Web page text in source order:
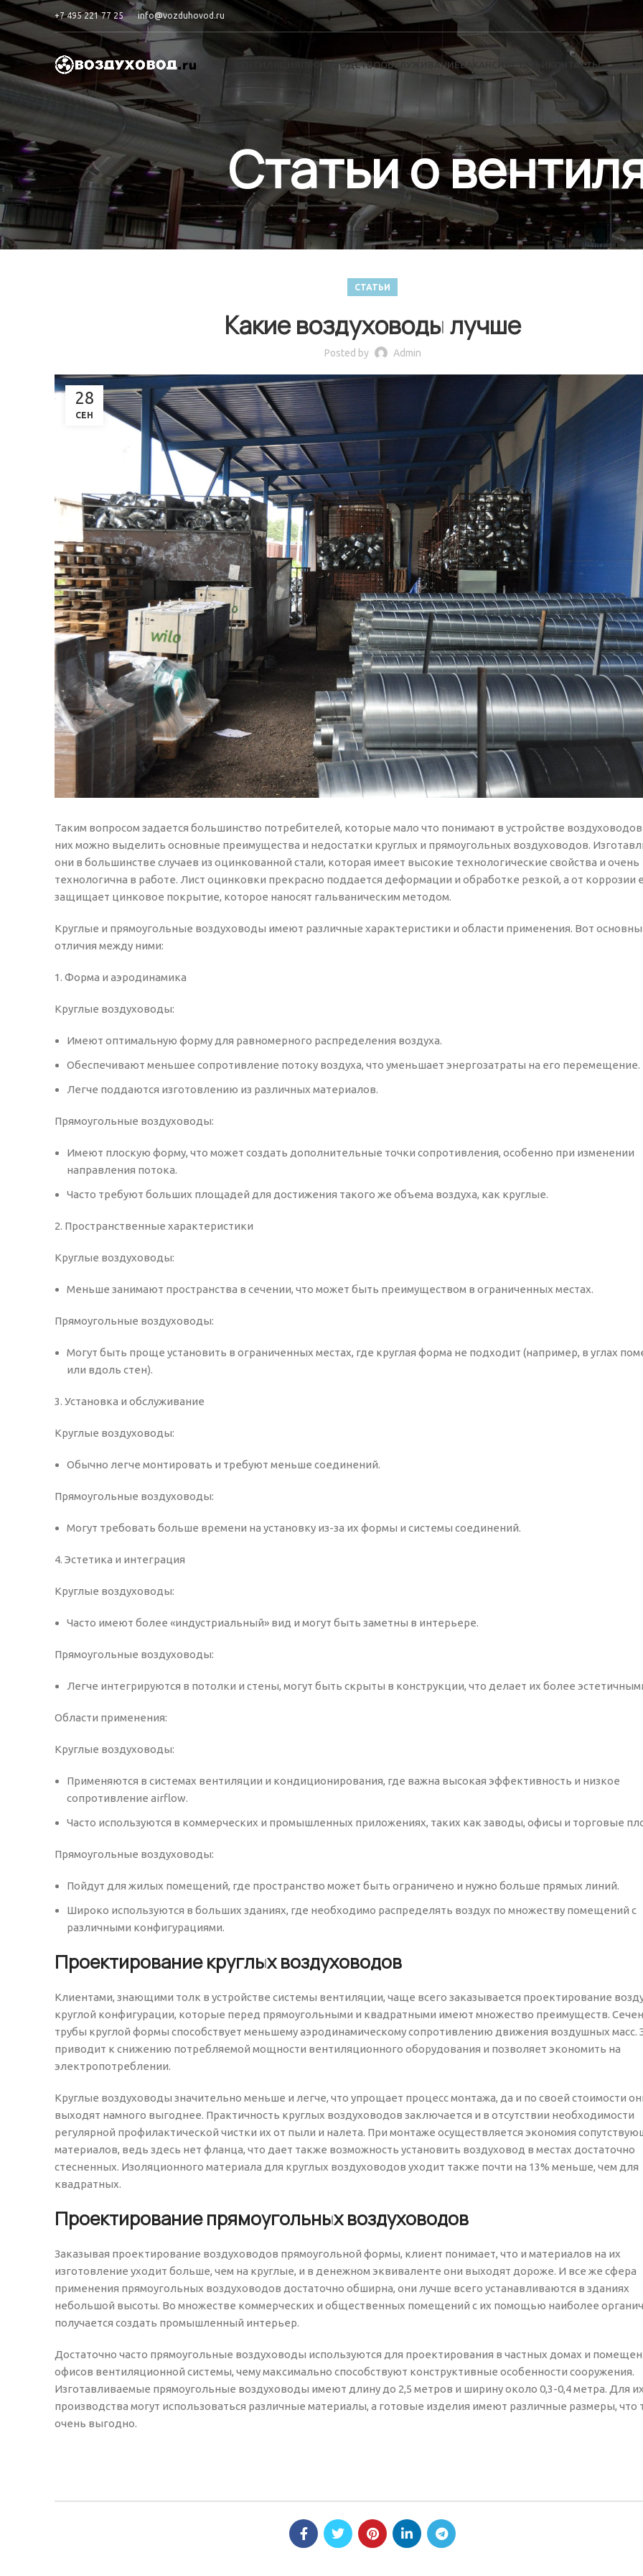
+7 495 221 77 25 info@vozduhovod.ru
ПРОИЗВОДСТВООБСЛУЖИВАНИЕВАКАНСИИ КОНТАКТЫ
Статьи о
СТАТЬИ
Какие воздуховоды лучше
Posted by Admin
28
СЕН
Таким вопросом задается большинство потребителей, которые мало что понимают в устройстве
них можно выделить основные преимущества и недостатки круглых и прямоугольных воздуховодов.
они в большинстве случаев из оцинкованной стали, которая имеет высокие технологические свойства и очень
технологична в работе. Лист оцинковки прекрасно поддается деформации и обработке резкой, а от коррозии
защищает цинковое покрытие, которое наносят гальваническим методом.
Круглые и прямоугольные воздуховоды имеют различные характеристики и области применения. Вот
отличия между ними:
1. Форма и аэродинамика
Круглые воздуховоды:
Имеют оптимальную форму для равномерного распределения воздуха.
Обеспечивают меньшее сопротивление потоку воздуха, что уменьшает энергозатраты на его перемещение.
Легче поддаются изготовлению из различных материалов.
Прямоугольные воздуховоды:
Имеют плоскую форму, что может создать дополнительные точки сопротивления, особенно при изменении
направления потока.
Часто требуют больших площадей для достижения такого же объема воздуха, как круглые.
2. Пространственные характеристики
Круглые воздуховоды:
Меньше занимают пространства в сечении, что может быть преимуществом в ограниченных местах.
Прямоугольные воздуховоды:
Могут быть проще установить в ограниченных местах, где круглая форма не подходит (например, в углах
или вдоль стен).
3. Установка и обслуживание
Круглые воздуховоды:
Обычно легче монтировать и требуют меньше соединений.
Прямоугольные воздуховоды:
Могут требовать больше времени на установку из-за их формы и системы соединений.
4. Эстетика и интеграция
Круглые воздуховоды:
Часто имеют более «индустриальный» вид и могут быть заметны в интерьере.
Прямоугольные воздуховоды:
Легче интегрируются в потолки и стены, могут быть скрыты в конструкции, что делает их более
Области применения:
Круглые воздуховоды:
Применяются в системах вентиляции и кондиционирования, где важна высокая эффективность и низкое
сопротивление airflow.
Часто используются в коммерческих и промышленных приложениях, таких как заводы, офисы и торговые
Прямоугольные воздуховоды:
Пойдут для жилых помещений, где пространство может быть ограничено и нужно больше прямых линий.
Широко используются в больших зданиях, где необходимо распределять воздух по множеству помещений с
различными конфигурациями.
Проектирование круглых воздуховодов
Клиентами, знающими толк в устройстве системы вентиляции, чаще всего заказывается проектирование
круглой конфигурации, которые перед прямоугольными и квадратными имеют множество преимуществ.
трубы круглой формы способствует меньшему аэродинамическому сопротивлению движения воздушных масс.
приводит к снижению потребляемой мощности вентиляционного оборудования и позволяет экономить на
электропотреблении.
Круглые воздуховоды значительно меньше и легче, что упрощает процесс монтажа, да и по своей стоимости
выходят намного выгоднее. Практичность круглых воздуховодов заключается и в отсутствии необходимости
регулярной профилактической чистки их от пыли и налета. При монтаже осуществляется экономия
материалов, ведь здесь нет фланца, что дает также возможность установить воздуховод в местах достаточно
стесненных. Изоляционного материала для круглых воздуховодов уходит также почти на 13% меньше, чем для
квадратных.
Проектирование прямоугольных воздуховодов
Заказывая проектирование воздуховодов прямоугольной формы, клиент понимает, что и материалов на их
изготовление уходит больше, чем на круглые, и в денежном эквиваленте они выходят дороже. И все же сфера
применения прямоугольных воздуховодов достаточно обширна, они лучше всего устанавливаются в зданиях
небольшой высоты. Во множестве коммерческих и общественных помещений с их помощью наиболее
получается создать промышленный интерьер.
Достаточно часто прямоугольные воздуховоды используются для проектирования в частных домах и
офисов вентиляционной системы, чему максимально способствуют конструктивные особенности сооружения.
Изготавливаемые прямоугольные воздуховоды имеют длину до 2,5 метров и ширину около 0,3-0,4 метра. Для их
производства могут использоваться различные материалы, а готовые изделия имеют различные размеры, что
очень выгодно.